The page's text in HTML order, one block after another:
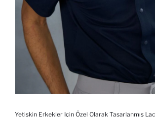
Yetişkin Erkekler Için Özel Olarak Tasarlanmış